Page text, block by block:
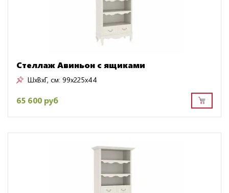
Стеллаж Авиньон с ящиками
ШxВxГ, см: 99x225x44
65 600 руб